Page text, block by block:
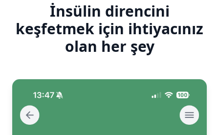
İnsülin direncini
keşfetmek için ihtiyacınız
olan her şey